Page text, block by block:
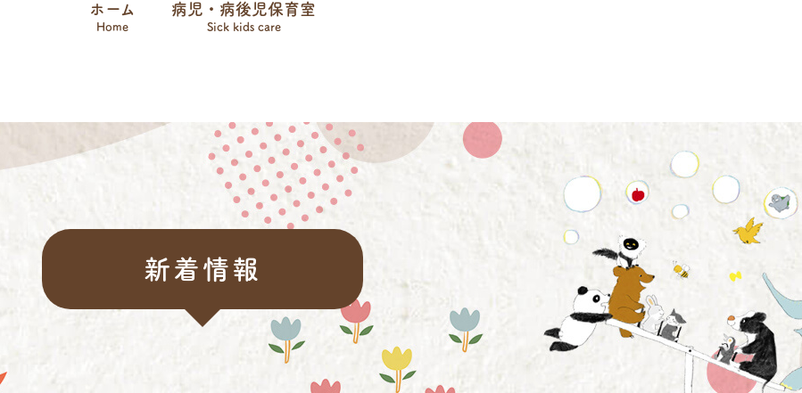
ホーム
Home
病児・病後児保育室
Sick kids care
新着情報